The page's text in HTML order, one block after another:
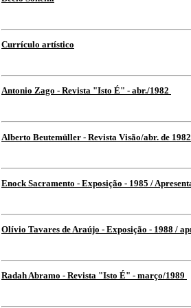
Currículo artístico
Antonio Zago - Revista "Isto É" - abr./1982
Alberto Beutemüller - Revista Visão/abr. de 1982
Enock Sacramento - Exposição - 1985 /
Olívio Tavares de Araújo - Exposição - 1988 /
Radah Abramo - Revista "Isto É" - março/1989